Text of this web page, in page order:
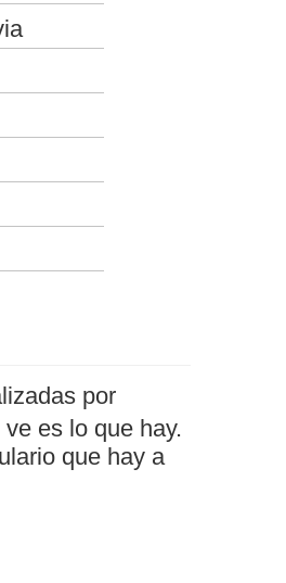
por
es lo que hay.
que hay a